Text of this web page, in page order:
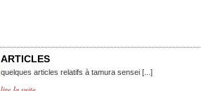
ARTICLES
quelques articles relatifs à tamura sensei [...]